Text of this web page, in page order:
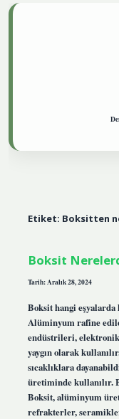
Etiket: Boksitten
Boksit
Tarih: Aralık 28, 2024
Boksit hangi
Alüminyum rafine
endüstrileri,
yaygın olarak
sıcaklıklara
üretiminde kullanılır.
Boksit, alüminyum
refrakterler,